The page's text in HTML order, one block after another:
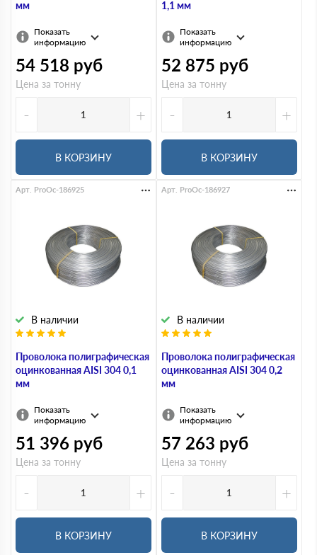
мм
Показать
информацию
54 518 руб
Цена за тонну
- +
В КОРЗИНУ
1,1 мм
Показать
информацию
52 875 руб
Цена за тонну
- +
В КОРЗИНУ
Проволока полиграфическая
оцинкованная AISI 304 0,1
мм
В наличии
Арт. ProOc-186925
Показать
информацию
51 396 руб
Цена за тонну
- +
В КОРЗИНУ
Проволока полиграфическая
оцинкованная AISI 304 0,2
мм
В наличии
Арт. ProOc-186927
Показать
информацию
57 263 руб
Цена за тонну
- +
В КОРЗИНУ